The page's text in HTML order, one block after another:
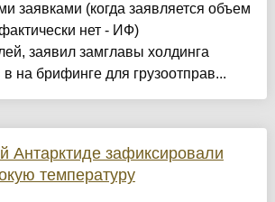
заявками (когда заявляется объем
нет - ИФ)
заявил замглавы холдинга
на брифинге для грузоотправ...
Антарктиде зафиксировали
температуру